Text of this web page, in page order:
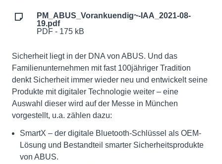
PM_ABUS_Vorankuendig~-IAA_2021-08-
19.pdf
PDF - 175 kB
Sicherheit liegt in der DNA von ABUS. Und das
Familienunternehmen mit fast 100jähriger Tradition
denkt Sicherheit immer wieder neu und entwickelt seine
Produkte mit digitaler Technologie weiter – eine
Auswahl dieser wird auf der Messe in München
vorgestellt, u.a. zählen dazu:
SmartX – der digitale Bluetooth-Schlüssel als OEM-
Lösung und Bestandteil smarter Sicherheitsprodukte
von ABUS.